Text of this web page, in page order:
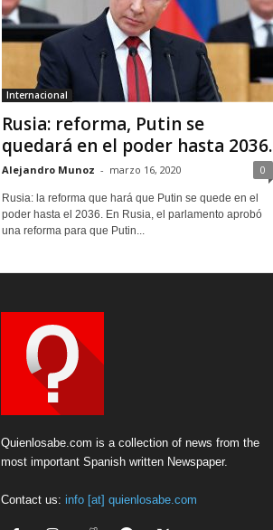
Internacional
Rusia: reforma, Putin se
quedará en el poder hasta 2036.
Alejandro Munoz - marzo 16, 2020 0
Rusia: la reforma que hará que Putin se quede en el
poder hasta el 2036. En Rusia, el parlamento aprobó
una reforma para que Putin...
Quienlosabe.com is a collection of news from the
most important Spanish written Newspaper.
Contact us: info [at] quienlosabe.com